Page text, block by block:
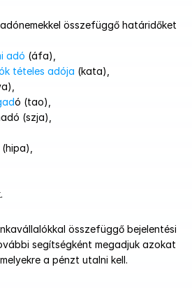
összefüggő határidőket
adó (áfa),
tételes adója (kata),
ó (tao),
(szja),
összefüggő bejelentési
segítségként megadjuk azokat
a pénzt utalni kell.